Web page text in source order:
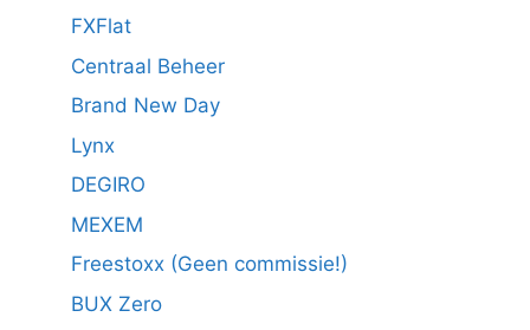
FXFlat
Centraal Beheer
Brand New Day
Lynx
DEGIRO
MEXEM
Freestoxx (Geen commissie!)
BUX Zero